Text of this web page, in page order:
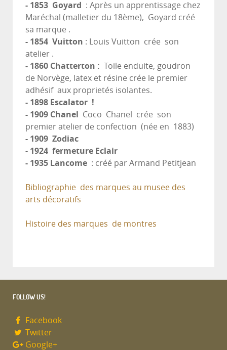
- 1853 Goyard : Après un apprentissage chez
Maréchal (malletier du 18ème), Goyard créé
sa marque .
- 1854 Vuitton : Louis Vuitton crée son
atelier .
- 1860 Chatterton : Toile enduite, goudron
de Norvège, latex et résine crée le premier
adhésif aux proprietés isolantes.
- 1898 Escalator !
- 1909 Chanel Coco Chanel crée son
premier atelier de confection (née en 1883)
- 1909 Zodiac
- 1924 fermeture Eclair
- 1935 Lancome : créé par Armand Petitjean
Bibliographie des marques au musee des
arts décoratifs
Histoire des marques de montres
FOLLOW US!
Facebook
Twitter
Google+